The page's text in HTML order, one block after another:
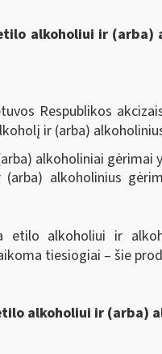
alkoholiui ir (arba)
Respublikos
ir (arba)
alkoholiniai gėrimai
alkoholinius
etilo alkoholiui ir
tiesiogiai – šie
alkoholiui ir (arba)